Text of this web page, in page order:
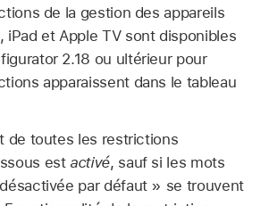
de la gestion des appareils
iPad etApple TVsont disponibles
2.18 ou ultérieur pour
apparaissent dans le tableau
de toutes les restrictions
est activé, sauf si les mots
par défaut » se trouvent